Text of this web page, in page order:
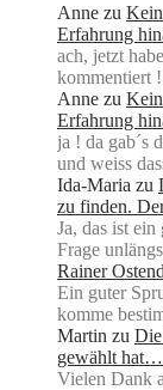
Anne zu
Erfahrung
ach, jetzt
kommentiert
Anne zu
Erfahrung
ja ! da gab´s
und weiss
Ida-Maria zu
zu finden.
Ja, das ist
Frage
Rainer
Ein guter
komme
Martin zu
gewählt hat…
Vielen Dank